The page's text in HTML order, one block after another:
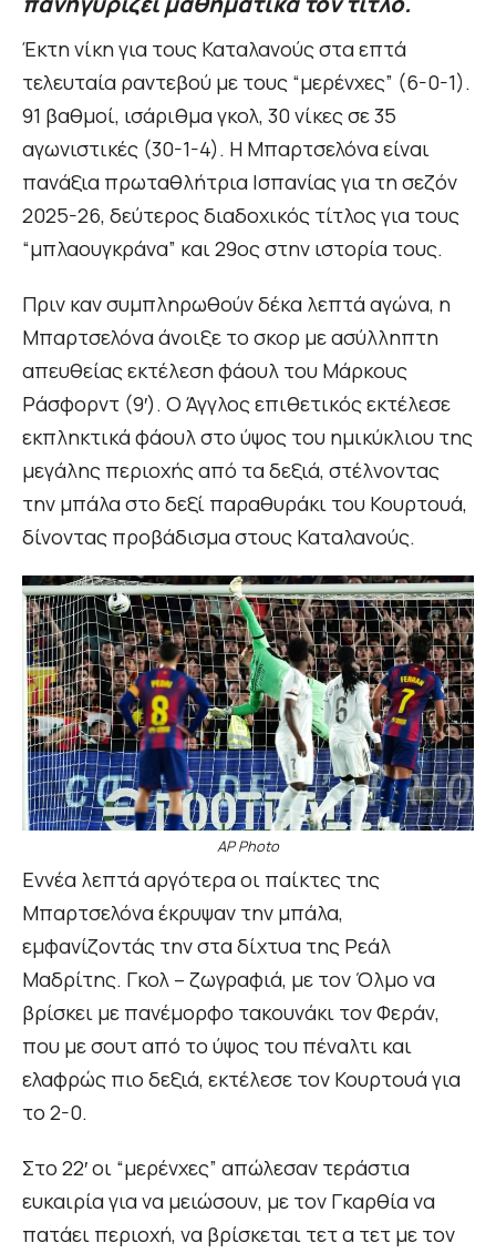
Έκτη νίκη για τους Καταλανούς στα επτά
τελευταία ραντεβού με τους “μερένχες” (6-0-1).
91 βαθμοί, ισάριθμα γκολ, 30 νίκες σε 35
αγωνιστικές (30-1-4). Η Μπαρτσελόνα είναι
πανάξια πρωταθλήτρια Ισπανίας για τη σεζόν
2025-26, δεύτερος διαδοχικός τίτλος για τους
“μπλαουγκράνα” και 29ος στην ιστορία τους.
Πριν καν συμπληρωθούν δέκα λεπτά αγώνα, η
Μπαρτσελόνα άνοιξε το σκορ με ασύλληπτη
απευθείας εκτέλεση φάουλ του Μάρκους
Ράσφορντ (9′). Ο Άγγλος επιθετικός εκτέλεσε
εκπληκτικά φάουλ στο ύψος του ημικύκλιου της
μεγάλης περιοχής από τα δεξιά, στέλνοντας
την μπάλα στο δεξί παραθυράκι του Κουρτουά,
δίνοντας προβάδισμα στους Καταλανούς.
AP Photo
Εννέα λεπτά αργότερα οι παίκτες της
Μπαρτσελόνα έκρυψαν την μπάλα,
εμφανίζοντάς την στα δίχτυα της Ρεάλ
Μαδρίτης. Γκολ – ζωγραφιά, με τον Όλμο να
βρίσκει με πανέμορφο τακουνάκι τον Φεράν,
που με σουτ από το ύψος του πέναλτι και
ελαφρώς πιο δεξιά, εκτέλεσε τον Κουρτουά για
το 2-0.
Στο 22′ οι “μερένχες” απώλεσαν τεράστια
ευκαιρία για να μειώσουν, με τον Γκαρθία να
πατάει περιοχή, να βρίσκεται τετ α τετ με τον